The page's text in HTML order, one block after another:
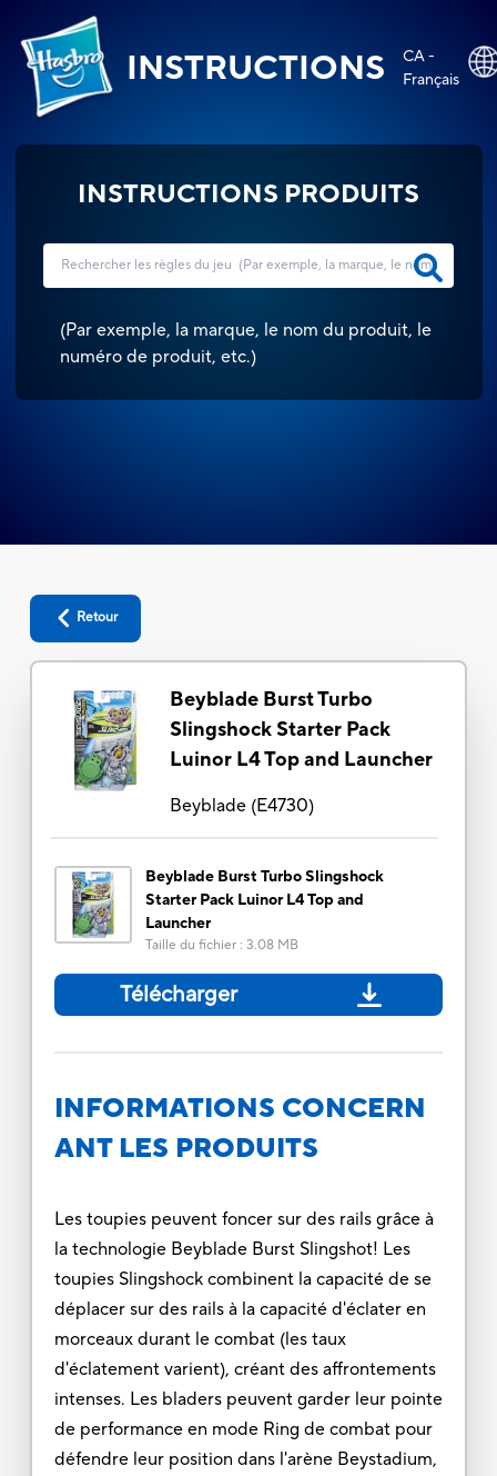
INSTRUCTIONS
CA -
Français
INSTRUCTIONS PRODUITS
(Par exemple, la marque, le nom du produit, le
numéro de produit, etc.)
Retour
Beyblade Burst Turbo
Slingshock Starter Pack
Luinor L4 Top and Launcher
Beyblade(E4730)
Beyblade Burst Turbo Slingshock
Starter Pack Luinor L4 Top and
Launcher
Taille du fichier: 3.08 MB
Télécharger
INFORMATIONS CONCERN
ANT LES PRODUITS
Les toupies peuvent foncer sur des rails grâce à
la technologie Beyblade Burst Slingshot! Les
toupies Slingshock combinent la capacité de se
déplacer sur des rails à la capacité d'éclater en
morceaux durant le combat (les taux
d'éclatement varient), créant des affrontements
intenses. Les bladers peuvent garder leur pointe
de performance en mode Ring de combat pour
défendre leur position dans l'arène Beystadium,